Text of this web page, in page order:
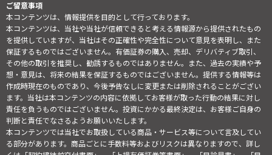
ご留意事項
本コンテンツは、情報提供を目的として行っております。
本コンテンツは、当社や当社が信頼できると考える情報源から提供されたもの
を提供していますが、当社はその正確性や完全性について意見を表明し、また
保証するものではございません。有価証券の購入、売却、デリバティブ取引、
その他の取引を推奨し、勧誘するものではありません。また、過去の実績や予
想・意見は、将来の結果を保証するものではございません。提供する情報等は
作成時現在のものであり、今後予告なしに変更または削除されることがござい
ます。当社は本コンテンツの内容に依拠してお客様が取った行動の結果に対し
責任を負うものではございません。投資にかかる最終決定は、お客様ご自身の
判断と責任でなさるようお願いいたします。
本コンテンツでは当社でお取扱している商品・サービス等について言及してい
る部分があります。商品ごとに手数料等およびリスクは異なりますので、詳し